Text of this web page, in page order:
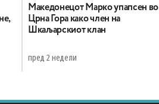
Maкедонецот Марко упапсен во
Црна Гора како член на
Шкаљарскиот клан
пред 2 недели